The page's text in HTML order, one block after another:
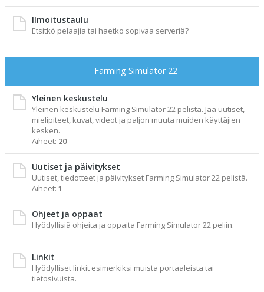
Ilmoitustaulu
Etsitkö pelaajia tai haetko sopivaa serveriä?
Farming Simulator 22
Yleinen keskustelu
Yleinen keskustelu Farming Simulator 22 pelistä. Jaa uutiset,
mielipiteet, kuvat, videot ja paljon muuta muiden käyttäjien
kesken.
Aiheet: 20
Uutiset ja päivitykset
Uutiset, tiedotteet ja päivitykset Farming Simulator 22 pelistä.
Aiheet: 1
Ohjeet ja oppaat
Hyödyllisiä ohjeita ja oppaita Farming Simulator 22 peliin.
Linkit
Hyödylliset linkit esimerkiksi muista portaaleista tai
tietosivuista.